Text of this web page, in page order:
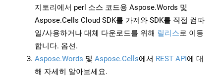
지토리에서 perl 소스 코드용 Aspose.Words 및
Aspose.Cells Cloud SDK를 가져와 SDK를 직접 컴파
일/사용하거나 대체 다운로드를 위해 릴리스로 이동
합니다. 옵션.
Aspose.Words 및 Aspose.Cells에서 REST API에 대
해 자세히 알아보세요.